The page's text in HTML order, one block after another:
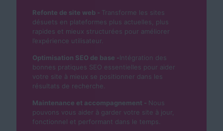
Refonte de site web - Transforme les sites
désuets en plateformes plus actuelles, plus
rapides et mieux structurées pour améliorer
l’expérience utilisateur.
Optimisation SEO de base -Intégration des
bonnes pratiques SEO essentielles pour aider
votre site à mieux se positionner dans les
résultats de recherche.
Maintenance et accompagnement - Nous
pouvons vous aider à garder votre site à jour,
fonctionnel et performant dans le temps.